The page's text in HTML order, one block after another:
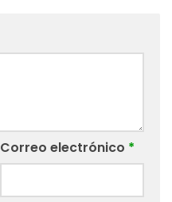
Correo electrónico *